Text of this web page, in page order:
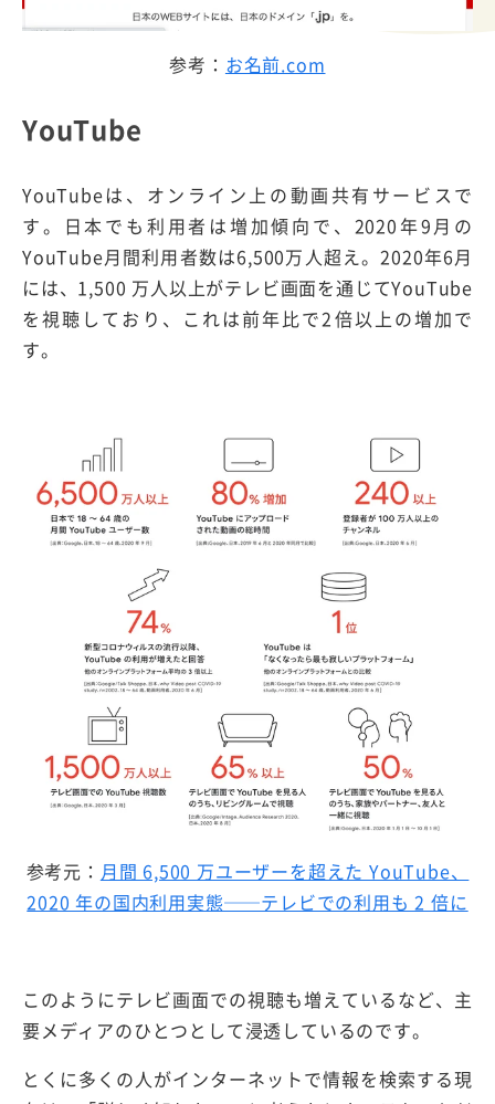
参考： お名前.com
YouTube
YouTubeは、オンライン上の動画共有サービスで
す。日本でも利用者は増加傾向で、2020年9月の
YouTube月間利用者数は6,500万人超え。2020年6月
には、1,500 万人以上がテレビ画面を通じてYouTube
を視聴しており、これは前年比で2倍以上の増加で
す。
参考元： 月間 6,500 万ユーザーを超えた YouTube、
2020 年の国内利用実態──テレビでの利用も 2 倍に
このようにテレビ画面での視聴も増えているなど、主
要メディアのひとつとして浸透しているのです。
とくに多くの人がインターネットで情報を検索する現